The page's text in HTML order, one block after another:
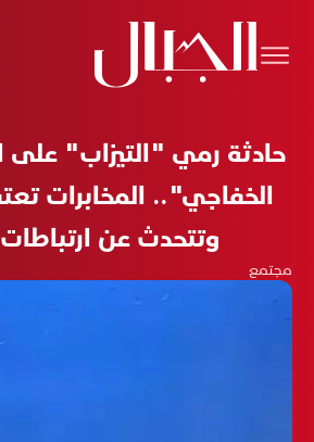
حادثة رمي "التيزاب" على
الخفاجي".. المخابرات
وتتحدث عن
مجتمع